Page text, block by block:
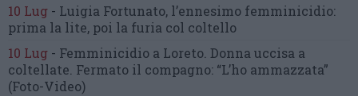
10 Lug - Luigia Fortunato, l’ennesimo femminicidio:
prima la lite, poi la furia col coltello
10 Lug - Femminicidio a Loreto. Donna uccisa a
coltellate. Fermato il compagno: “L’ho ammazzata”
(Foto-Video)